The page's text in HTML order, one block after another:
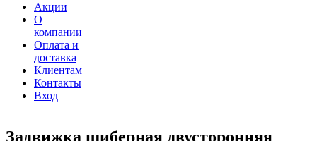
Акции
О
компании
Оплата и
доставка
Клиентам
Контакты
Вход
Задвижка шиберная двусторонняя